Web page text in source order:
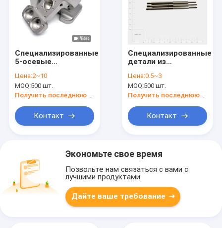
Специализированные
5-осевые
детали с высокой
точностью
Цена:2~10
MOQ:500 шт.
Получить последнюю цену
Контакт
Специализированные
детали из
стали
Цена:0.5~3
MOQ:500 шт.
Получить последнюю цену
Контакт
Экономьте свое время
Позвольте нам связаться с вами с
лучшими продуктами.
Дайте ваше требование